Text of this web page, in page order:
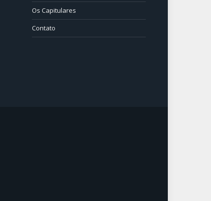
Os Capitulares
Contato